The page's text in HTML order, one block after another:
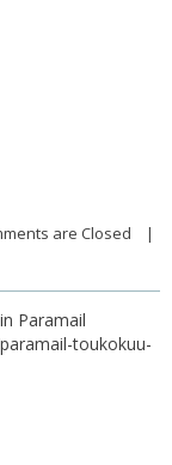
are Closed
|
Paramail
toukokuu-